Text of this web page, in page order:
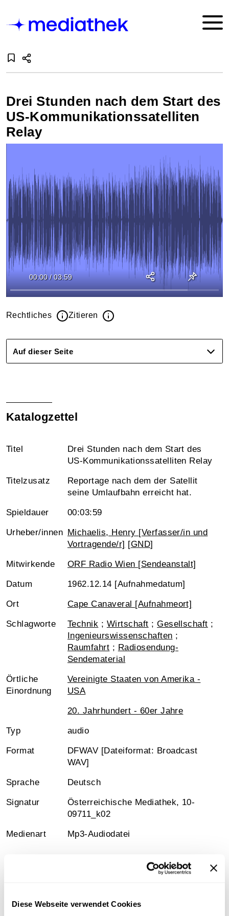
Diese Webseite verwendet Cookies
Drei Stunden nach dem Start des
US-Kommunikationssatelliten
Relay
00:00 / 03:59
Rechtliches Zitieren
Auf dieser Seite
Katalogzettel
Titel
Drei Stunden nach dem Start des
US-Kommunikationssatelliten Relay
Titelzusatz
Reportage nach dem der Satellit
seine Umlaufbahn erreicht hat.
Spieldauer 00:03:59
Urheber/innen Michaelis, Henry [Verfasser/in und
Vortragende/r] [GND]
Mitwirkende ORF Radio Wien [Sendeanstalt]
Datum 1962.12.14 [Aufnahmedatum]
Ort Cape Canaveral [Aufnahmeort]
Schlagworte Technik ; Wirtschaft ;Gesellschaft ;
Ingenieurswissenschaften ;
Raumfahrt ; Radiosendung-
Sendematerial
Örtliche
Einordnung
Vereinigte Staaten von Amerika -
USA
20. Jahrhundert - 60er Jahre
Typ audio
Format
DFWAV [Dateiformat: Broadcast
WAV]
Sprache Deutsch
Signatur
Österreichische Mediathek, 10-
09711_k02
Medienart Mp3-Audiodatei